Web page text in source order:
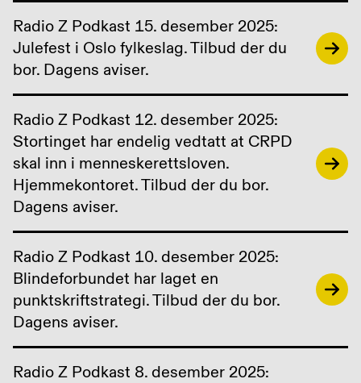
Radio Z Podkast 15. desember 2025:
Julefest i Oslo fylkeslag. Tilbud der du
bor. Dagens aviser.
Radio Z Podkast 12. desember 2025:
Stortinget har endelig vedtatt at CRPD
skal inn i menneskerettsloven.
Hjemmekontoret. Tilbud der du bor.
Dagens aviser.
Radio Z Podkast 10. desember 2025:
Blindeforbundet har laget en
punktskriftstrategi. Tilbud der du bor.
Dagens aviser.
Radio Z Podkast 8. desember 2025: